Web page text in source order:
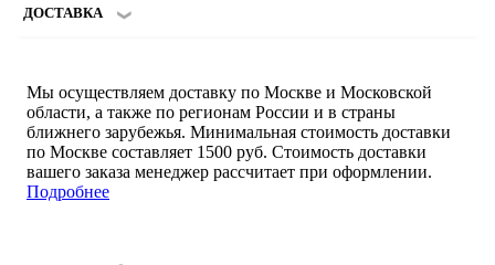
ДОСТАВКА
Мы осуществляем доставку по Москве и Московской
области, а также по регионам России и в страны
ближнего зарубежья. Минимальная стоимость доставки
по Москве составляет 1500 руб. Стоимость доставки
вашего заказа менеджер рассчитает при оформлении.
Подробнее